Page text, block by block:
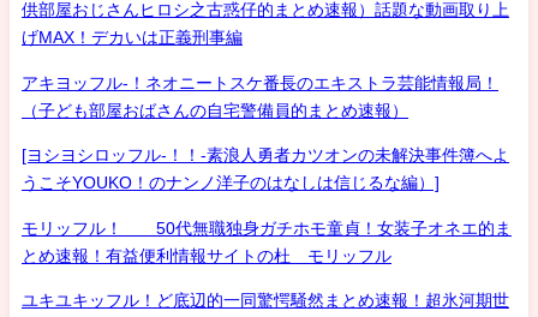
供部屋おじさんヒロシ之古惑仔的まとめ速報）話題な動画取り上
げMAX！デカいは正義刑事編
アキヨッフル-！ネオニートスケ番長のエキストラ芸能情報局！
（子ども部屋おばさんの自宅警備員的まとめ速報）
[ヨシヨシロッフル-！！-素浪人勇者カツオンの未解決事件簿へよ
うこそYOUKO！のナンノ洋子のはなしは信じるな編）]
モリッフル！ 50代無職独身ガチホモ童貞！女装子オネエ的ま
とめ速報！有益便利情報サイトの杜 モリッフル
ユキユキッフル！ど底辺的一同驚愕騒然まとめ速報！超氷河期世